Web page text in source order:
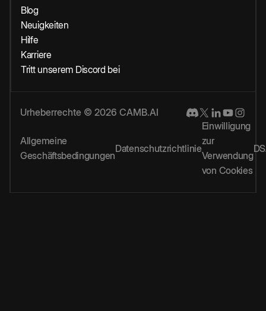
Blog
Neuigkeiten
Hilfe
Karriere
Tritt unserem Discord bei
Urheberrechte © 2026 CAMB.AI
Allgemeine
Geschäftsbedingungen
Datenschutzrichtlinie
Einwilligung
zur
Verwendung
von Cookies